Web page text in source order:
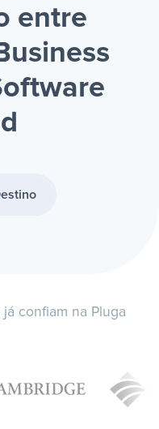
entre
confiam na Pluga